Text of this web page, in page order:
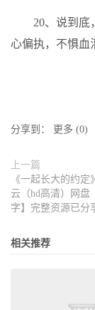
20、说到底
心偏执，不惧血
分享到： 更多 (0)
上一篇
《一起长大的约定
云（hd高清）网盘
字】完整资源已分
相关推荐